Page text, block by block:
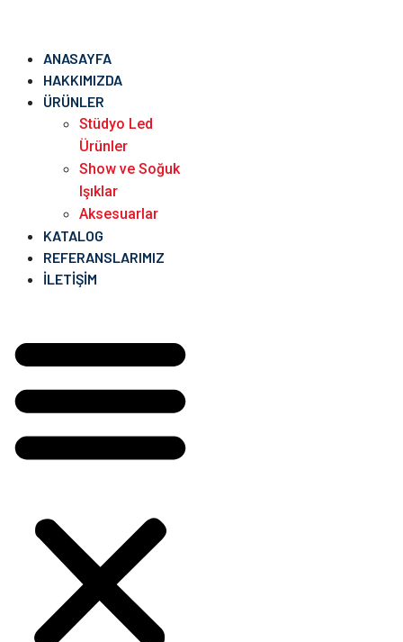
ANASAYFA
HAKKIMIZDA
ÜRÜNLER
Stüdyo Led
Ürünler
Show ve Soğuk
Işıklar
Aksesuarlar
KATALOG
REFERANSLARIMIZ
İLETIŞIM